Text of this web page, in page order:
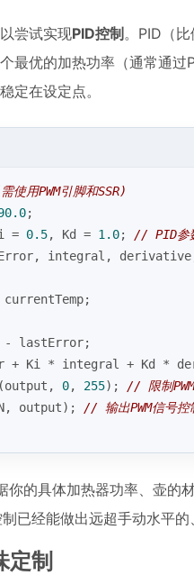
尝试实现PID控制 。PID（
最优的加热功率（通常通
定在设定点。
用PWM引脚和SSR)
;
= 0.5, Kd = 1.0; // PID参
integral,
- lastError;
+ Ki * integral + Kd *
(output, 0, 255); // 限制
output); // 输出PWM信号控
你的具体加热器功率、壶的
已经能做出远超手动水平
定制